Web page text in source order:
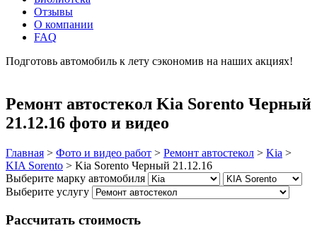
Отзывы
О компании
FAQ
Подготовь автомобиль к лету сэкономив на наших акциях!
Ремонт автостекол Kia Sorento Черный
21.12.16 фото и видео
Главная > Фото и видео работ > Ремонт автостекол > Kia >
KIA Sorento > Kia Sorento Черный 21.12.16
Выберите марку автомобиля
Выберите услугу
Рассчитать стоимость